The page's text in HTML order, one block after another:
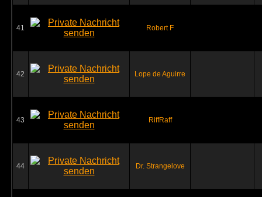
41 Robert F
42 Lope de Aguirre
43 RiffRaff
44 Dr. Strangelove